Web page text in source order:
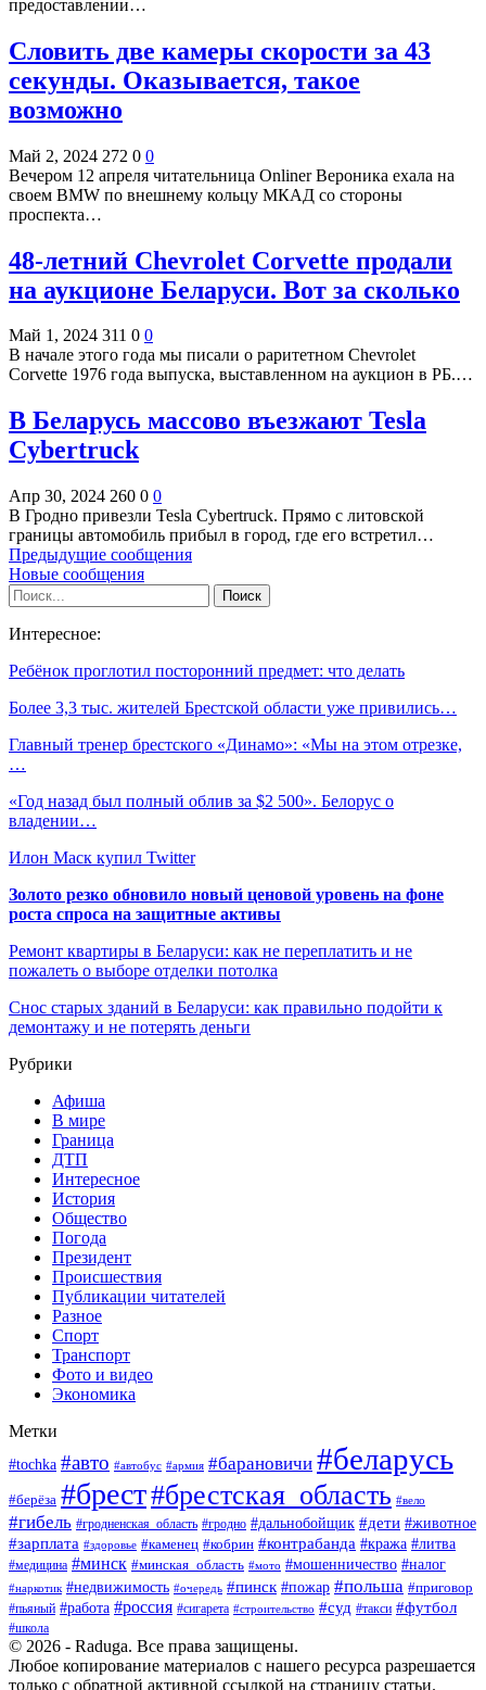
предоставлении…
Словить две камеры скорости за 43
секунды. Оказывается, такое
возможно
Май 2, 2024 272 0 0
Вечером 12 апреля читательница Onliner Вероника ехала на
своем BMW по внешнему кольцу МКАД со стороны
проспекта…
48-летний Chevrolet Corvette продали
на аукционе Беларуси. Вот за сколько
Май 1, 2024 311 0 0
В начале этого года мы писали о раритетном Chevrolet
Corvette 1976 года выпуска, выставленном на аукцион в РБ.…
В Беларусь массово въезжают Tesla
Cybertruck
Апр 30, 2024 260 0 0
В Гродно привезли Tesla Cybertruck. Прямо с литовской
границы автомобиль прибыл в город, где его встретил…
Предыдущие сообщения
Новые сообщения
Интересное:
Ребёнок проглотил посторонний предмет: что делать
Более 3,3 тыс. жителей Брестской области уже привились…
Главный тренер брестского «Динамо»: «Мы на этом отрезке,
…
«Год назад был полный облив за $2 500». Белорус о
владении…
Илон Маск купил Twitter
Золото резко обновило новый ценовой уровень на фоне
роста спроса на защитные активы
Ремонт квартиры в Беларуси: как не переплатить и не
пожалеть о выборе отделки потолка
Снос старых зданий в Беларуси: как правильно подойти к
демонтажу и не потерять деньги
Рубрики
Афиша
В мире
Граница
ДТП
Интересное
История
Общество
Погода
Президент
Происшествия
Публикации читателей
Разное
Спорт
Транспорт
Фото и видео
Экономика
Метки
#tochka #авто #автобус #армия #барановичи #беларусь
#берёза #брест#брестская_область #вело
#гибель #гродненская_область #гродно #дальнобойщик #дети #животное
#зарплата #здоровье #каменец #кобрин #контрабанда #кража #литва
#медицина #минск #минская_область #мото #мошенничество #налог
#наркотик #недвижимость #очередь #пинск #пожар #польша #приговор
#пьяный #работа #россия #сигарета #строительство #суд #такси #футбол
#школа
© 2026 - Raduga. Все права защищены.
Любое копирование материалов с нашего ресурса разрешается
только с обратной активной ссылкой на страницу статьи.